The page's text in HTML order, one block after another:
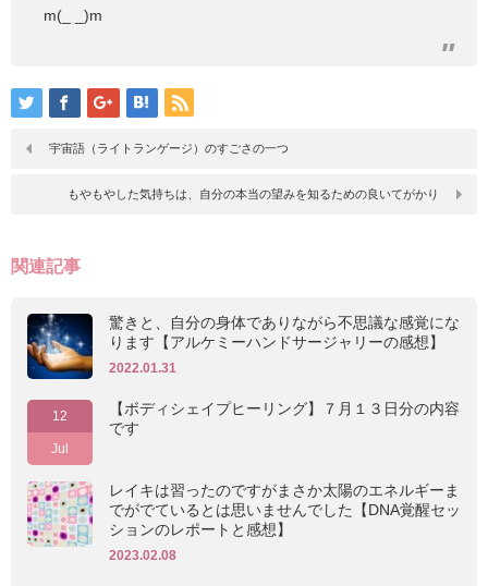
m(_ _)m
宇宙語（ライトランゲージ）のすごさの一つ
もやもやした気持ちは、自分の本当の望みを知るための良いてがかり
関連記事
驚きと、自分の身体でありながら不思議な感覚にな
ります【アルケミーハンドサージャリーの感想】
2022.01.31
12
Jul
【ボディシェイプヒーリング】７月１３日分の内容
です
レイキは習ったのですがまさか太陽のエネルギーま
でがでているとは思いませんでした【DNA覚醒セッ
ションのレポートと感想】
2023.02.08